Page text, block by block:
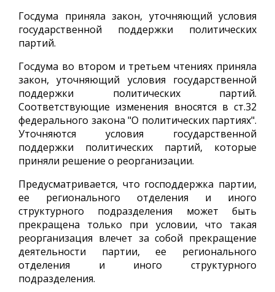
Госдума приняла закон, уточняющий условия
государственной поддержки политических
партий.
Госдума во втором и третьем чтениях приняла
закон, уточняющий условия государственной
поддержки политических партий.
Соответствующие изменения вносятся в ст.32
федерального закона "О политических партиях".
Уточняются условия государственной
поддержки политических партий, которые
приняли решение о реорганизации.
Предусматривается, что господдержка партии,
ее регионального отделения и иного
структурного подразделения может быть
прекращена только при условии, что такая
реорганизация влечет за собой прекращение
деятельности партии, ее регионального
отделения и иного структурного
подразделения.